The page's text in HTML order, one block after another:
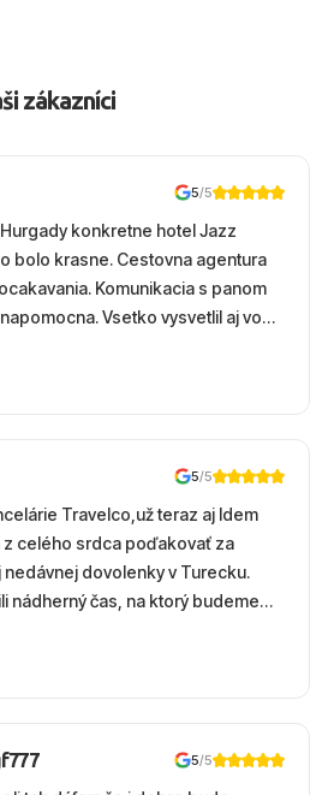
zákazníci
5/5
konkretne hotel Jazz
bolo krasne. Cestovna agentura
Komunikacia s panom
Vsetko vysvetlil aj vo
sa ospravedlnujem. Hotel
Strava, prostredie, more,
5/5
Travelco,už teraz aj Idem
z celého srdca poďakovať za
dovolenky v Turecku.
nádherný čas, na ktorý budeme
​Všetko prebehlo
prvotného výberu zájazdu, cez
​Čo nás dostalo najviac: ​Skvelé
usmievaví, ochotní a starostliví
5/5